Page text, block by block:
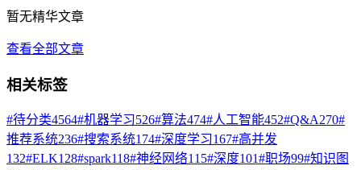
暂无精华文章
查看全部文章
相关标签
#待分类4564#机器学习526#算法474#人工智能452#Q&A270#
推荐系统236#搜索系统174#深度学习167#高并发
132#ELK128#spark118#神经网络115#深度101#职场99#知识图